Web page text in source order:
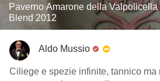
Paverno Amarone della
Blend 2012
Aldo Mussio
Ciliege e spezie infinite, tannico ma non sgraziato, non